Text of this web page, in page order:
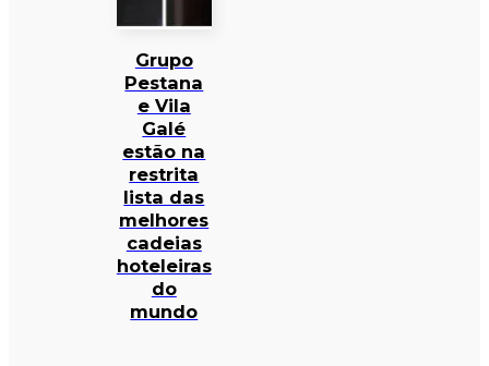
Grupo
Pestana
e Vila
Galé
estão na
restrita
lista das
melhores
cadeias
hoteleiras
do
mundo